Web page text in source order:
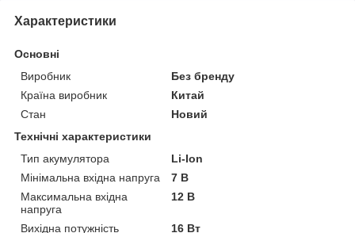
Характеристики
Основні
Виробник
Без бренду
Країна виробник
Китай
Стан
Новий
Технічні характеристики
Тип акумулятора
Li-Ion
Мінімальна вхідна напруга
7 В
Максимальна вхідна
напруга
12 В
Вихідна потужність
16 Вт